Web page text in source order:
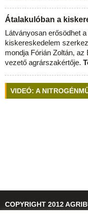
Átalakulóban a
Látványosan erősödhet
kiskereskedelem
mondja Fórián Zoltán,
vezető agrárszakértője.
VIDEÓ: A
COPYRIGHT 2012